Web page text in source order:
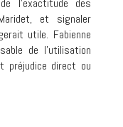
l’exactitude des
et signaler
utile. Fabienne
de l’utilisation
direct ou